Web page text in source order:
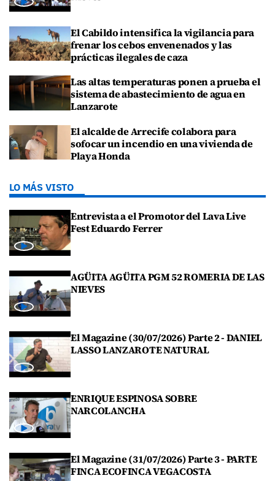
El Cabildo intensifica la vigilancia para
frenar los cebos envenenados y las
prácticas ilegales de caza
Las altas temperaturas ponen a prueba el
sistema de abastecimiento de agua en
Lanzarote
El alcalde de Arrecife colabora para
sofocar un incendio en una vivienda de
Playa Honda
LO MÁS VISTO
Entrevista a el Promotor del Lava Live
Fest Eduardo Ferrer
AGÜITA AGÜITA PGM 52 ROMERIA DE LAS
NIEVES
El Magazine (30/07/2026) Parte 2 - DANIEL
LASSO LANZAROTE NATURAL
ENRIQUE ESPINOSA SOBRE
NARCOLANCHA
El Magazine (31/07/2026) Parte 3 - PARTE
FINCA ECOFINCA VEGACOSTA